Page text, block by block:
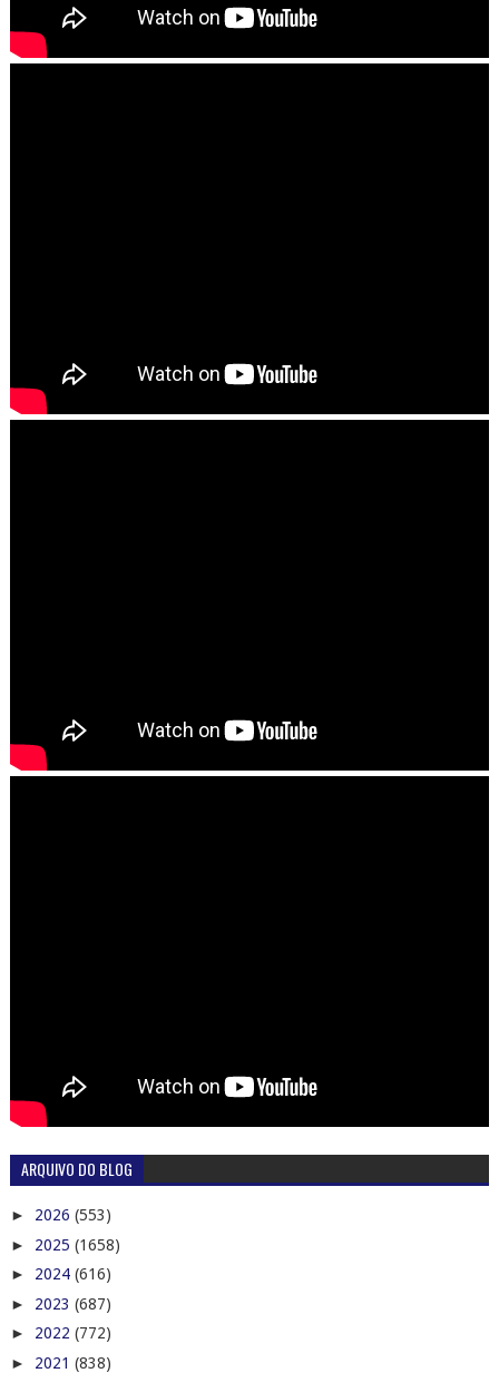
ARQUIVO DO BLOG
► 2026 (553)
► 2025 (1658)
► 2024 (616)
► 2023 (687)
► 2022 (772)
► 2021 (838)